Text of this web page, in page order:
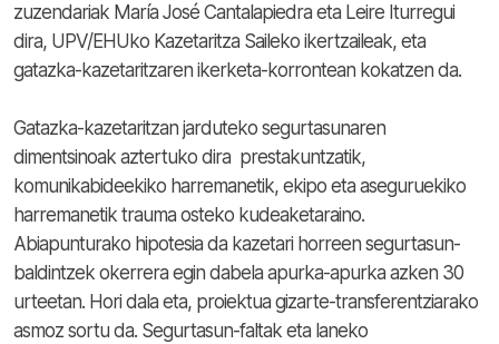
zuzendariak María José Cantalapiedra eta Leire Iturregui
dira, UPV/EHUko Kazetaritza Saileko ikertzaileak, eta
gatazka-kazetaritzaren ikerketa-korrontean kokatzen da.
Gatazka-kazetaritzan jarduteko segurtasunaren
dimentsinoak aztertuko dira prestakuntzatik,
komunikabideekiko harremanetik, ekipo eta aseguruekiko
harremanetik trauma osteko kudeaketaraino.
Abiapunturako hipotesia da kazetari horreen segurtasun-
baldintzek okerrera egin dabela apurka-apurka azken 30
urteetan. Hori dala eta, proiektua gizarte-transferentziarako
asmoz sortu da. Segurtasun-faltak eta laneko